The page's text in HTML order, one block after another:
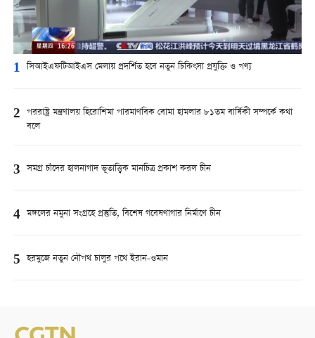
1 সিআইএফটিআইএস মেলায় প্রদর্শিত হবে নতুন চিকিৎসা প্রযুক্তি ও পণ্য
2 পররাষ্ট্র মন্ত্রণালয় হিরোশিমা পারমাণবিক বোমা হামলার ৮১তম বার্ষিকী সম্পর্কে কথা
বলে
3 সমগ্র চাঁদের হালনাগাদ ভূতাত্ত্বিক মানচিত্র প্রকাশ করল চীন
4 মঙ্গলের নমুনা সংগ্রহে প্রস্তুতি, বিশেষ গবেষণাগার নির্মাণে চীন
5 হরমুজে নতুন নৌপথ চালুর পথে ইরান-ওমান